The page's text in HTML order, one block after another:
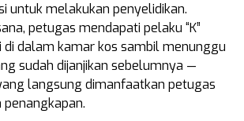
untuk melakukan penyelidikan.
petugas mendapati pelaku “K”
di dalam kamar kos sambil menunggu
sudah dijanjikan sebelumnya —
langsung dimanfaatkan petugas